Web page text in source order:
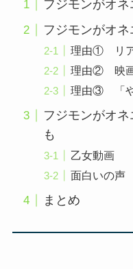
フジモンがオネ
フジモンがオ
理由① リア
理由② 映画
理由③ 「や
フジモンがオ
も
乙女動画
面白いの声
まとめ